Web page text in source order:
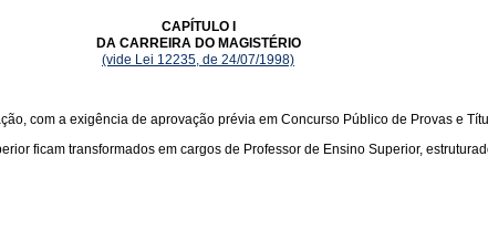
CAPÍTULO I
DA CARREIRA DO MAGISTÉRIO
(vide Lei 12235, de 24/07/1998)
com a exigência de aprovação prévia em Concurso Público de Provas e
ficam transformados em cargos de Professor de Ensino Superior,